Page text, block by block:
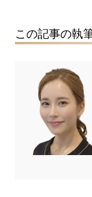
この記事の執